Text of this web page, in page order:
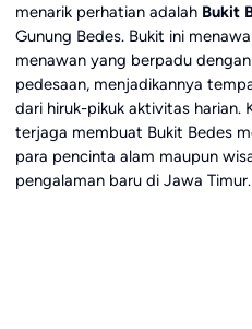
menarik perhatian adalah Bukit
Gunung Bedes. Bukit ini
menawan yang berpadu
pedesaan, menjadikannya
dari hiruk-pikuk aktivitas harian.
terjaga membuat Bukit Bedes
para pencinta alam maupun
pengalaman baru di Jawa Timur.